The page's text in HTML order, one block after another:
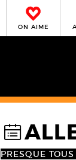
ON AIME
@
PRESQUE TOUS